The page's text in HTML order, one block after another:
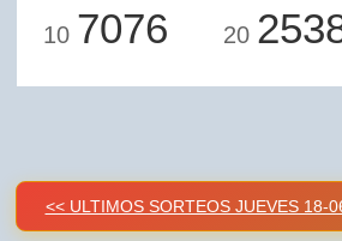
10 7076 20
<< ULTIMOS SORTEOS JUEVES 18-